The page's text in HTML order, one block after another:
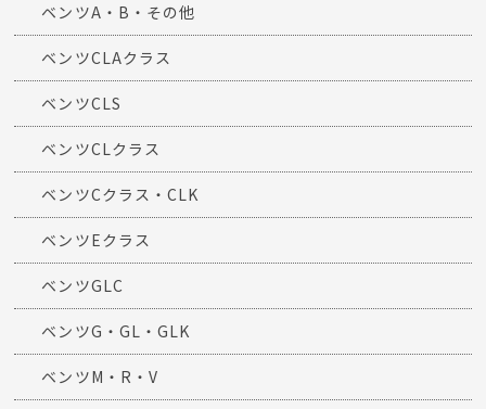
ベンツA・B・その他
ベンツCLAクラス
ベンツCLS
ベンツCLクラス
ベンツCクラス・CLK
ベンツEクラス
ベンツGLC
ベンツG・GL・GLK
ベンツM・R・V